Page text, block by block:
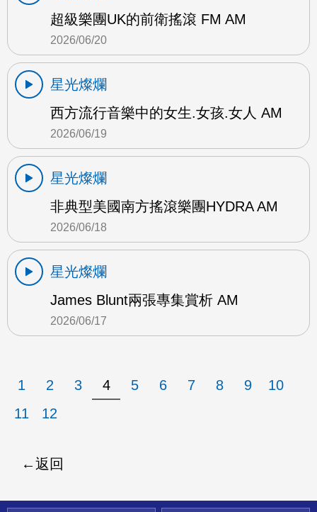
超級樂團UK的前衛搖滾 FM AM
2026/06/20
星光燦爛
西方流行音樂中的女生.女孩.女人 AM
2026/06/19
星光燦爛
非典型美國南方搖滾樂團HYDRA AM
2026/06/18
星光燦爛
James Blunt兩張專集賞析 AM
2026/06/17
1 2 3 4 5 6 7 8 9
10
11
12
返回